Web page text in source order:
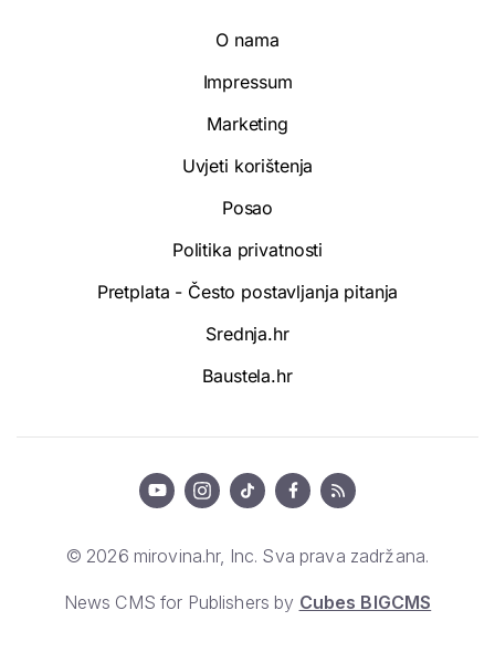
O nama
Impressum
Marketing
Uvjeti korištenja
Posao
Politika privatnosti
Pretplata - Često postavljanja pitanja
Srednja.hr
Baustela.hr
© 2026 mirovina.hr, Inc. Sva prava zadržana.
News CMS for Publishers by Cubes BIGCMS